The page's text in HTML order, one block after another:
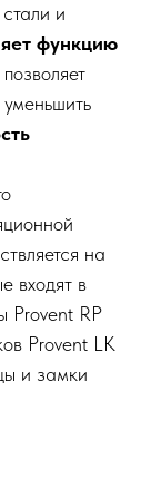
и
функцию
позволяет
на
входят в
Provent RP
Provent LK
и замки